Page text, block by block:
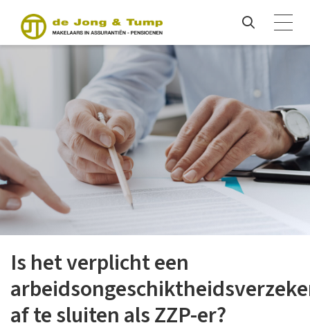
Is het verplicht een
af te sluiten als ZZP-er?